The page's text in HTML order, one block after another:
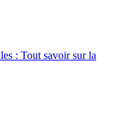
: Tout savoir sur la